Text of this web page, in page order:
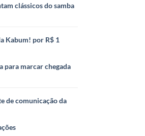
clássicos do samba
Kabum! por R$ 1
para marcar chegada
de comunicação da